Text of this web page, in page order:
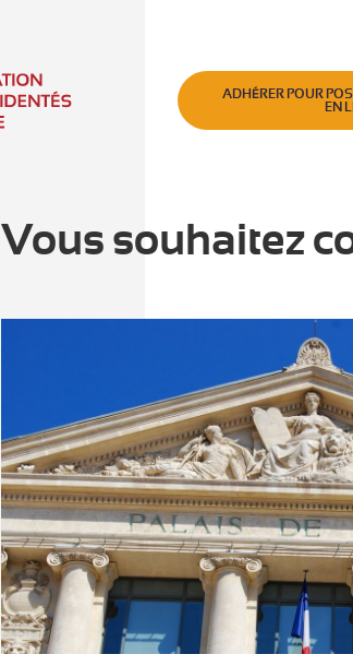
ADHÉRER POUR
EN
Vous souhaitez